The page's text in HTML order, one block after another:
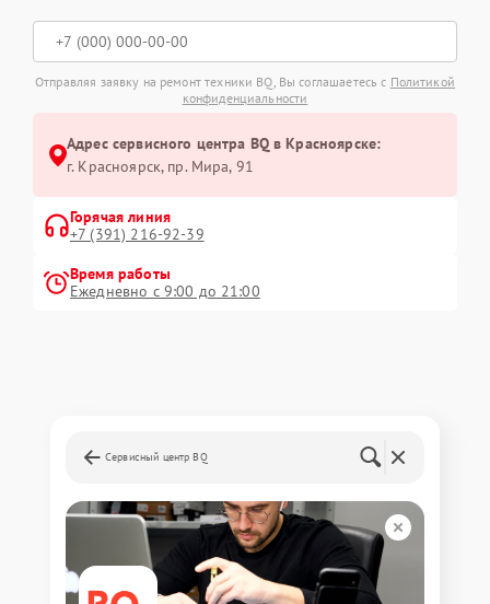
Отправляя заявку на ремонт техники BQ, Вы соглашаетесь с Политикой
конфиденциальности
Адрес сервисного центра BQ в Красноярске:
г. Красноярск, ​пр. Мира, 91
Горячая линия
+7 (391) 216-92-39
Время работы
Ежедневно с 9:00 до 21:00
Сервисный центр BQ